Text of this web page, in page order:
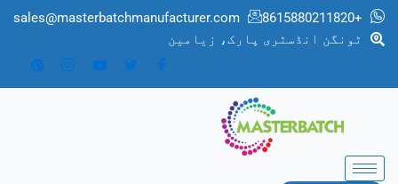
+8615880211820
sales@masterbatchmanufacturer.com
ٹونگن انڈسٹری پارک، زیامین